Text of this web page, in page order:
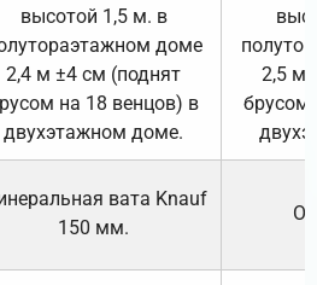
высотой 1,5 м. в
доме
2,4 м ±4 см (поднят
на 18 венцов) в
двухэтажном доме.
2,5 м
брусом
вата Knauf
150 мм.